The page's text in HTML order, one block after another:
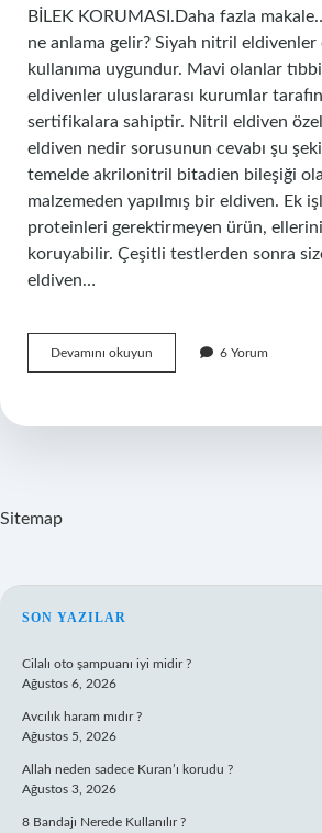
BİLEK KORUMASI.Daha fazla
ne anlama gelir? Siyah nitril eldivenler
kullanıma uygundur. Mavi olanlar
eldivenler uluslararası kurumlar
sertifikalara sahiptir. Nitril eldiven
eldiven nedir sorusunun cevabı şu
temelde akrilonitril bitadien bileşiği
malzemeden yapılmış bir eldiven. Ek
proteinleri gerektirmeyen ürün,
koruyabilir. Çeşitli testlerden sonra
eldiven…
Devamını okuyun
Türleri
6 Yorum
Sitemap
SIDEBAR
SON YAZILAR
Cilalı oto şampuanı iyi midir ?
Ağustos 6, 2026
Avcılık haram mıdır ?
Ağustos 5, 2026
Allah neden sadece Kuran’ı korudu ?
Ağustos 3, 2026
8 Bandajı Nerede Kullanılır ?